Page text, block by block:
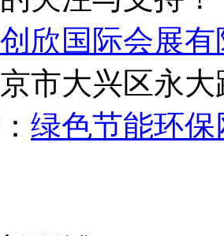
欣国际会展有
市大兴区永
绿色节能环保